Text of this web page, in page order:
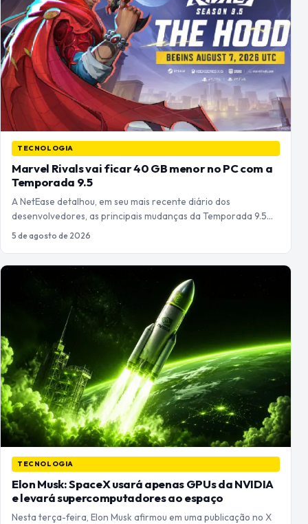
TECNOLOGIA
Marvel Rivals vai ficar 40 GB menor no PC com a
Temporada 9.5
A NetEase detalhou, em seu mais recente diário dos
desenvolvedores, as principais mudanças da Temporada 9.5…
5 de agosto de 2026
TECNOLOGIA
Elon Musk: SpaceX usará apenas GPUs da NVIDIA
e levará supercomputadores ao espaço
Nesta terça-feira, Elon Musk afirmou em uma publicação no X